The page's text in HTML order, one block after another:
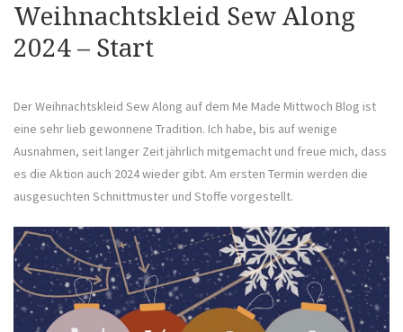
Weihnachtskleid Sew Along
2024 – Start
Der Weihnachtskleid Sew Along auf dem Me Made Mittwoch Blog ist
eine sehr lieb gewonnene Tradition. Ich habe, bis auf wenige
Ausnahmen, seit langer Zeit jährlich mitgemacht und freue mich, dass
es die Aktion auch 2024 wieder gibt. Am ersten Termin werden die
ausgesuchten Schnittmuster und Stoffe vorgestellt.